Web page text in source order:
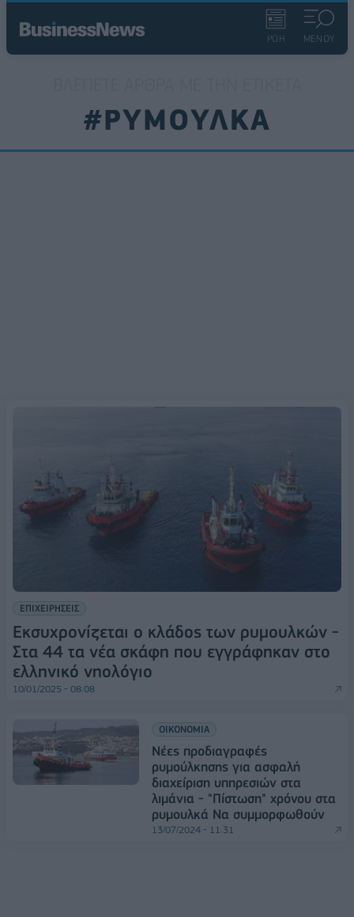
ΡΟΗ ΜΕΝΟΥ
#ΡΥΜΟΥΛΚΑ
ΕΠΙΧΕΙΡΗΣΕΙΣ
Εκσυχρονίζεται ο κλάδος των ρυμουλκών -
Στα 44 τα νέα σκάφη που εγγράφηκαν στο
ελληνικό νηολόγιο
10/01/2025 - 08:08
ΟΙΚΟΝΟΜΙΑ
Νέες προδιαγραφές
ρυμούλκησης για ασφαλή
διαχείριση υπηρεσιών στα
λιμάνια - "Πίστωση" χρόνου στα
ρυμουλκά Να συμμορφωθούν
13/07/2024 - 11:31